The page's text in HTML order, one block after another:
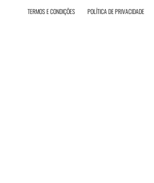
TERMOS E CONDIÇÕES POLÍTICA DE PRIVACIDADE